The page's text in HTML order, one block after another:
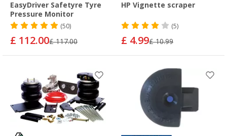
EasyDriver Safetyre Tyre
Pressure Monitor
(50)
£ 112.00£ 117.00
HP Vignette scraper
(5)
£ 4.99£ 10.99